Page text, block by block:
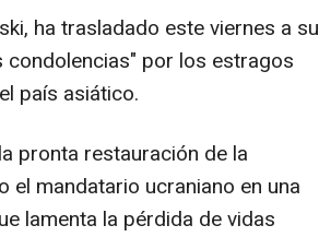
ha trasladado este viernes a su
por los estragos
país asiático.
pronta restauración de la
mandatario ucraniano en una
lamenta la pérdida de vidas